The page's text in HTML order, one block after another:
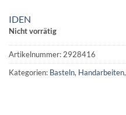
IDEN
Nicht vorrätig
Artikelnummer: 2928416
Kategorien: Basteln, Handarbeiten,